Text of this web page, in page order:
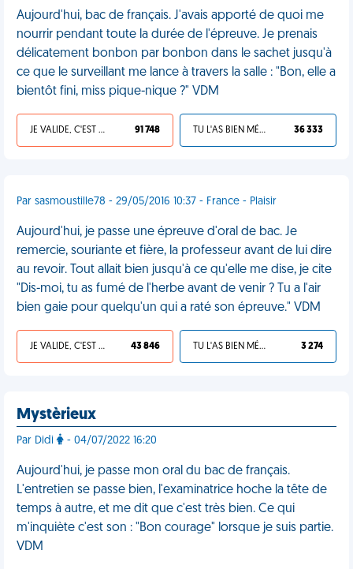
Aujourd'hui, bac de français. J'avais apporté de quoi me
nourrir pendant toute la durée de l'épreuve. Je prenais
délicatement bonbon par bonbon dans le sachet jusqu'à
ce que le surveillant me lance à travers la salle : "Bon, elle a
bientôt fini, miss pique-nique ?" VDM
JE VALIDE, C'EST UNE VDM 91 748 TU L'AS BIEN MÉRITÉ 36 333
Par sasmoustille78 - 29/05/2016 10:37 - France - Plaisir
Aujourd'hui, je passe une épreuve d'oral de bac. Je
remercie, souriante et fière, la professeur avant de lui dire
au revoir. Tout allait bien jusqu'à ce qu'elle me dise, je cite
"Dis-moi, tu as fumé de l'herbe avant de venir ? Tu a l'air
bien gaie pour quelqu'un qui a raté son épreuve." VDM
JE VALIDE, C'EST UNE VDM 43 846 TU L'AS BIEN MÉRITÉ 3 274
Mystèrieux
Par Didi - 04/07/2022 16:20
Aujourd'hui, je passe mon oral du bac de français.
L'entretien se passe bien, l'examinatrice hoche la tête de
temps à autre, et me dit que c'est très bien. Ce qui
m'inquiète c'est son : "Bon courage" lorsque je suis partie.
VDM